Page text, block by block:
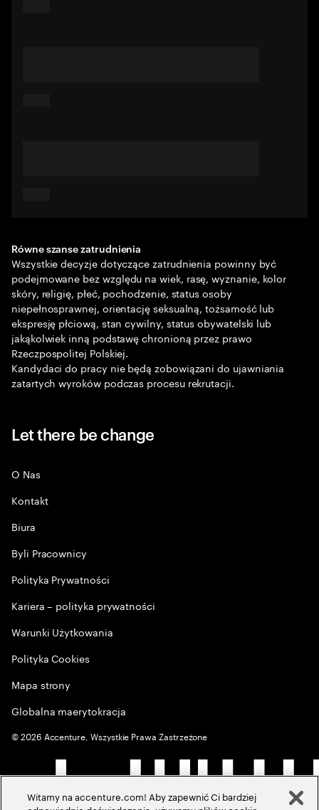
Równe szanse zatrudnienia
Wszystkie decyzje dotyczące zatrudnienia powinny być
podejmowane bez względu na wiek, rasę, wyznanie, kolor
skóry, religię, płeć, pochodzenie, status osoby
niepełnosprawnej, orientację seksualną, tożsamość lub
ekspresję płciową, stan cywilny, status obywatelski lub
jakąkolwiek inną podstawę chronioną przez prawo
Rzeczpospolitej Polskiej.
Kandydaci do pracy nie będą zobowiązani do ujawniania
zatartych wyroków podczas procesu rekrutacji.
Let there be change
O Nas
Kontakt
Biura
Byli Pracownicy
Polityka Prywatności
Kariera – polityka prywatności
Warunki Użytkowania
Polityka Cookies
Mapa strony
Globalna maerytokracja
©2026 Accenture, Wszystkie Prawa Zastrzeżone
Witamy na accenture.com! Aby zapewnić Ci bardziej